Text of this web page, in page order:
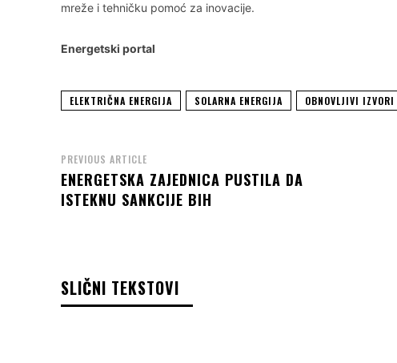
mreže i tehničku pomoć za inovacije.
Energetski portal
ELEKTRIČNA ENERGIJA SOLARNA ENERGIJA OBNOVLJIVI IZVORI
PREVIOUS ARTICLE
ENERGETSKA ZAJEDNICA PUSTILA DA
ISTEKNU SANKCIJE BIH
SLIČNI TEKSTOVI